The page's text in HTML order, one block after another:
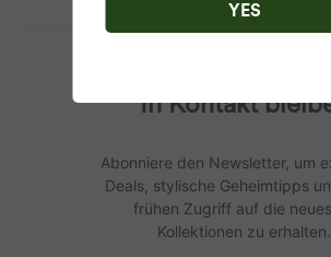
In Kontakt
Abonniere den Newsletter, um
Deals, stylische Geheimtipps
frühen Zugriff auf die
Kollektionen zu erhalten.
YES